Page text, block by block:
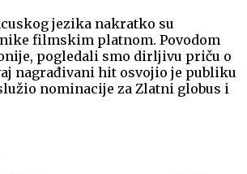
jezika nakratko su
filmskim platnom. Povodom
pogledali smo dirljivu priču o
nagrađivani hit osvojio je publiku
nominacije za Zlatni globus i